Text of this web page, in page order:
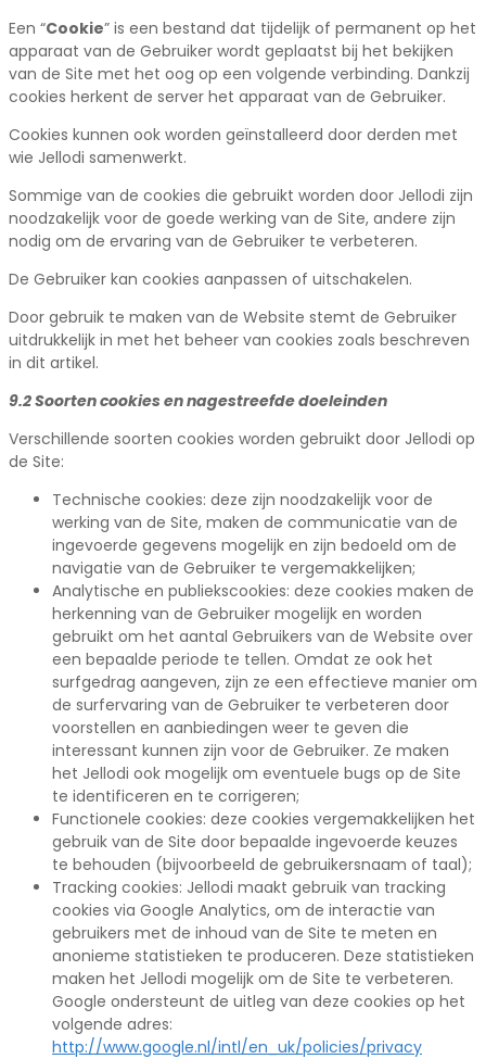
Een “Cookie” is een bestand dat tijdelijk of permanent op het
apparaat van de Gebruiker wordt geplaatst bij het bekijken
van de Site met het oog op een volgende verbinding. Dankzij
cookies herkent de server het apparaat van de Gebruiker.
Cookies kunnen ook worden geïnstalleerd door derden met
wie Jellodi samenwerkt.
Sommige van de cookies die gebruikt worden door Jellodi zijn
noodzakelijk voor de goede werking van de Site, andere zijn
nodig om de ervaring van de Gebruiker te verbeteren.
De Gebruiker kan cookies aanpassen of uitschakelen.
Door gebruik te maken van de Website stemt de Gebruiker
uitdrukkelijk in met het beheer van cookies zoals beschreven
in dit artikel.
9.2 Soorten cookies en nagestreefde doeleinden
Verschillende soorten cookies worden gebruikt door Jellodi op
de Site:
Technische cookies: deze zijn noodzakelijk voor de
werking van de Site, maken de communicatie van de
ingevoerde gegevens mogelijk en zijn bedoeld om de
navigatie van de Gebruiker te vergemakkelijken;
Analytische en publiekscookies: deze cookies maken de
herkenning van de Gebruiker mogelijk en worden
gebruikt om het aantal Gebruikers van de Website over
een bepaalde periode te tellen. Omdat ze ook het
surfgedrag aangeven, zijn ze een effectieve manier om
de surfervaring van de Gebruiker te verbeteren door
voorstellen en aanbiedingen weer te geven die
interessant kunnen zijn voor de Gebruiker. Ze maken
het Jellodi ook mogelijk om eventuele bugs op de Site
te identificeren en te corrigeren;
Functionele cookies: deze cookies vergemakkelijken het
gebruik van de Site door bepaalde ingevoerde keuzes
te behouden (bijvoorbeeld de gebruikersnaam of taal);
Tracking cookies: Jellodi maakt gebruik van tracking
cookies via Google Analytics, om de interactie van
gebruikers met de inhoud van de Site te meten en
anonieme statistieken te produceren. Deze statistieken
maken het Jellodi mogelijk om de Site te verbeteren.
Google ondersteunt de uitleg van deze cookies op het
volgende adres:
http://www.google.nl/intl/en_uk/policies/privacy